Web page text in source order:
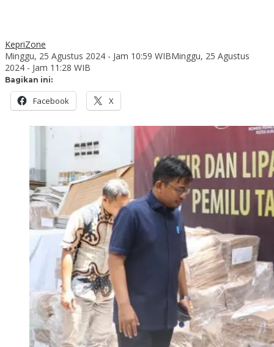
KepriZone
Minggu, 25 Agustus 2024 - Jam 10:59 WIBMinggu, 25 Agustus
2024 - Jam 11:28 WIB
Bagikan ini:
Facebook X